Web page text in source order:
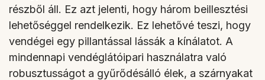
részből áll. Ez azt jelenti, hogy három beillesztési
lehetőséggel rendelkezik. Ez lehetővé teszi, hogy
vendégei egy pillantással lássák a kínálatot. A
mindennapi vendéglátóipari használatra való
robusztusságot a gyűrődésálló élek, a szárnyakat